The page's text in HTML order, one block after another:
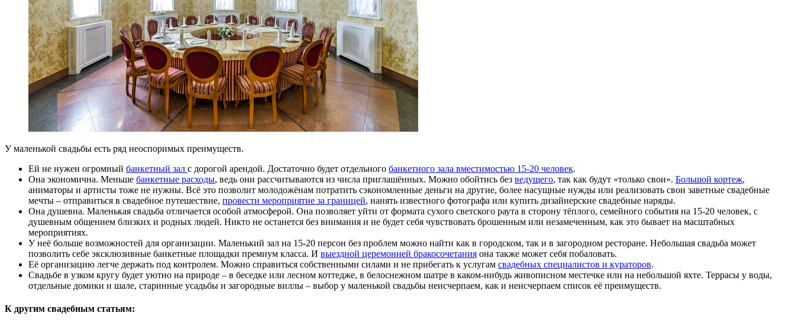
У маленькой свадьбы есть ряд неоспоримых преимуществ.
Ей не нужен огромный банкетный зал с дорогой арендой. Достаточно будет отдельного банкетного зала вместимостью 15-20 человек.
Она экономична. Меньше банкетные расходы, ведь они рассчитываются из числа приглашённых. Можно обойтись без ведущего, так как будут «только свои». Большой кортеж,
аниматоры и артисты тоже не нужны. Всё это позволит молодожёнам потратить сэкономленные деньги на другие, более насущные нужды или реализовать свои заветные свадебные
мечты – отправиться в свадебное путешествие, провести мероприятие за границей, нанять известного фотографа или купить дизайнерские свадебные наряды.
Она душевна. Маленькая свадьба отличается особой атмосферой. Она позволяет уйти от формата сухого светского раута в сторону тёплого, семейного события на 15-20 человек, с
душевным общением близких и родных людей. Никто не останется без внимания и не будет себя чувствовать брошенным или незамеченным, как это бывает на масштабных
мероприятиях.
У неё больше возможностей для организации. Маленький зал на 15-20 персон без проблем можно найти как в городском, так и в загородном ресторане. Небольшая свадьба может
позволить себе эксклюзивные банкетные площадки премиум класса. И выездной церемонией бракосочетания она также может себя побаловать.
Её организацию легче держать под контролем. Можно справиться собственными силами и не прибегать к услугам свадебных специалистов и кураторов.
Свадьбе в узком кругу будет уютно на природе – в беседке или лесном коттедже, в белоснежном шатре в каком-нибудь живописном местечке или на небольшой яхте. Террасы у воды,
отдельные домики и шале, старинные усадьбы и загородные виллы – выбор у маленькой свадьбы неисчерпаем, как и неисчерпаем список её преимуществ.
К другим свадебным статьям: